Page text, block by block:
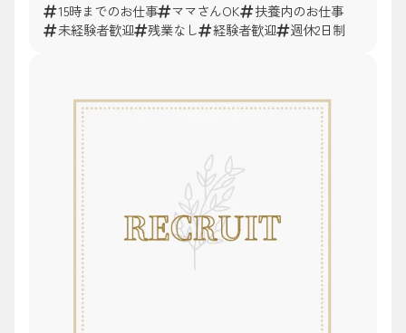
15時までのお仕事 ママさんOK
扶養内のお仕事
未経験者歓迎
残業なし 経験者歓迎 週休2日制